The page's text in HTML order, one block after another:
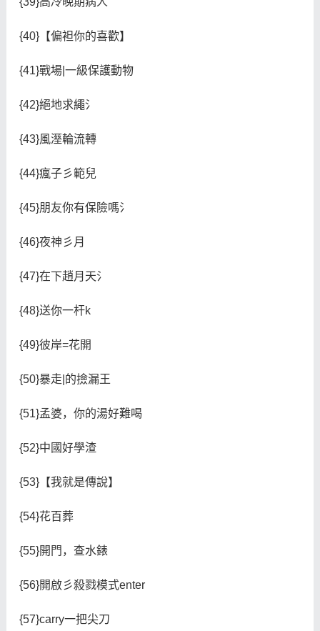
{40}【偏袒你的喜歡】
{41}戰場|一級保護動物
{42}絕地求繩氵
{43}風溼輪流轉
{44}瘋子彡範兒
{45}朋友你有保險嗎氵
{46}夜神彡月
{47}在下趙月天氵
{48}送你一杆k
{49}彼岸=花開
{50}暴走|的撿漏王
{51}孟婆，你的湯好難喝
{52}中國好學渣
{53}【我就是傳說】
{54}花百葬
{55}開門，查水錶
{56}開啟彡殺戮模式enter
{57}carry一把尖刀